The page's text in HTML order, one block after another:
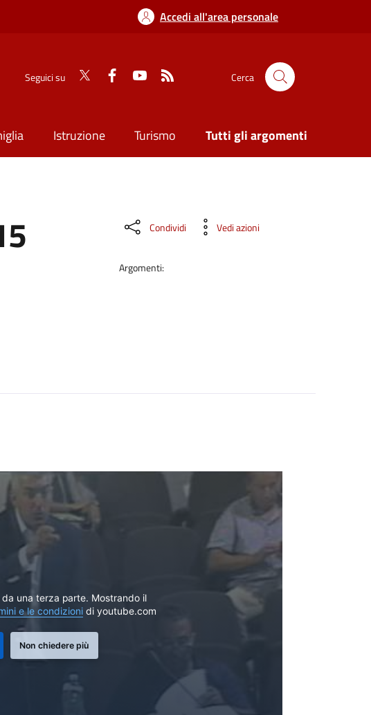
Accedi all'area personale
Seguici su Cerca
Istruzione Turismo Tutti gli argomenti
Condividi Vedi azioni
Argomenti:
una terza parte. Mostrando il
e le condizionidi youtube.com
Non chiedere più